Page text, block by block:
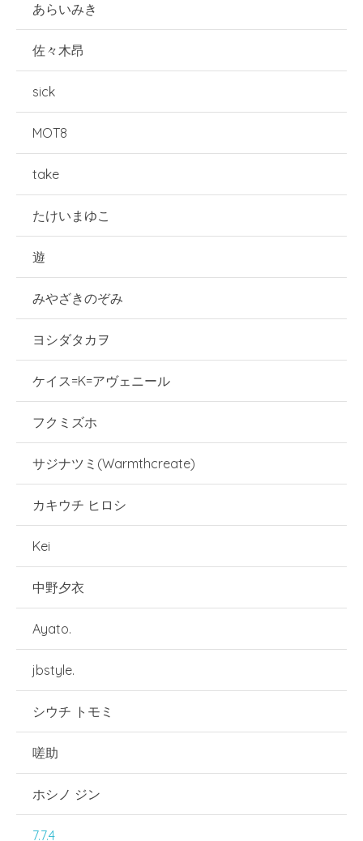
あらいみき
佐々木昂
sick
MOT8
take
たけいまゆこ
遊
みやざきのぞみ
ヨシダタカヲ
ケイス=K=アヴェニール
フクミズホ
サジナツミ(Warmthcreate)
カキウチ ヒロシ
Kei
中野夕衣
Ayato.
jbstyle.
シウチ トモミ
嗟助
ホシノ ジン
7.7.4